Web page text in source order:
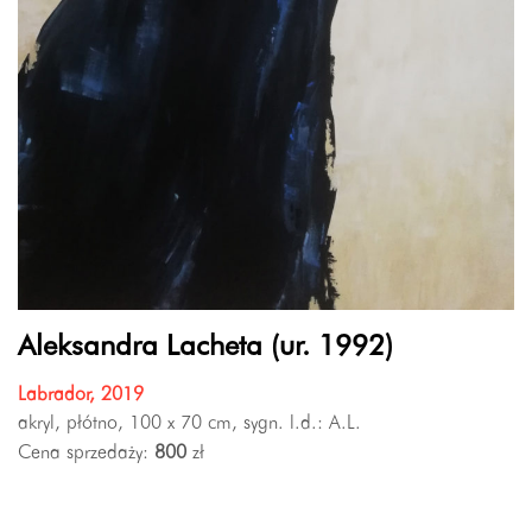
Aleksandra Lacheta (ur. 1992)
Labrador, 2019
akryl, płótno, 100 x 70 cm, sygn. l.d.: A.L.
Cena sprzedaży: 800 zł